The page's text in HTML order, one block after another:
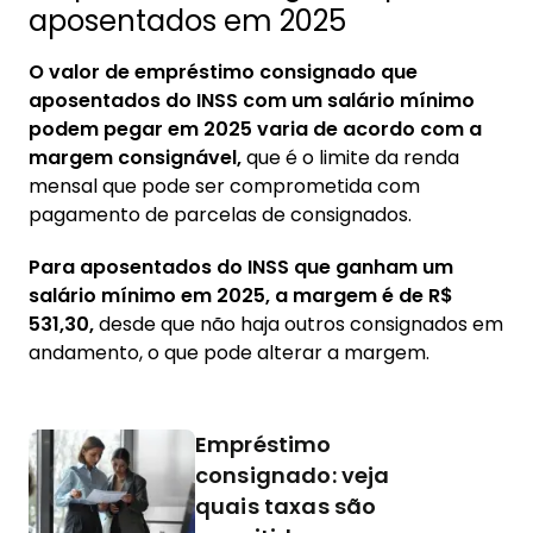
aposentados
5.1. Diferença entre empréstimo consignado,
cartão de crédito e cartão benefício
5.2. Novas regras de consignado INSS para
recém-aposentados
aposentados em 2025
O valor de empréstimo consignado que
aposentados do INSS com um salário mínimo
podem pegar em 2025 varia de acordo com a
margem consignável,que é o limite da renda
mensal que pode ser comprometida com
pagamento de parcelas de consignados.
Para aposentados do INSS que ganham um
salário mínimo em 2025, a margem é de R$
531,30,desde que não haja outros consignados em
andamento, o que pode alterar a margem.
Empréstimo
consignado: veja
quais taxas são